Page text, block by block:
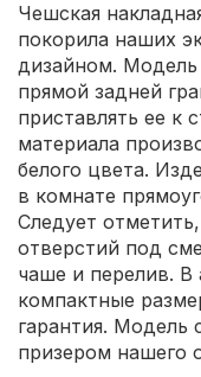
Чешская
покорила наших
дизайном. Модель
прямой задней
приставлять ее к
материала
белого цвета.
в комнате
Следует
отверстий под
чаше и перелив. В
компактные
гарантия. Модель
призером нашего